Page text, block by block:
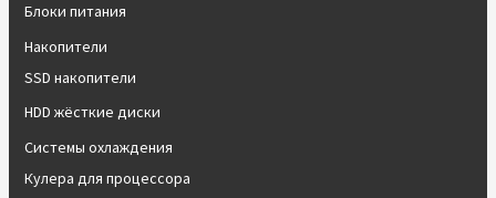
Блоки питания
Накопители
SSD накопители
HDD жёсткие диски
Системы охлаждения
Кулера для процессора